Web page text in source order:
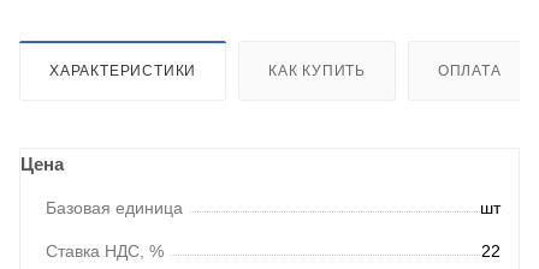
ХАРАКТЕРИСТИКИ КАК КУПИТЬ ОПЛАТА
Цена
Базовая единица шт
Ставка НДС, % 22